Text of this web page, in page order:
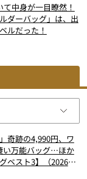
中身が一目瞭然！
ダーバッグ」は、出
ルだった！
奇跡の4,990円、ワ
い万能バッグ…ほか
ベスト3】（2026年